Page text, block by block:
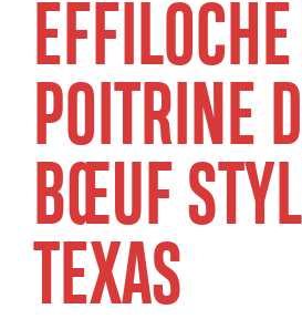
POITRINE
BŒUF
TEXAS